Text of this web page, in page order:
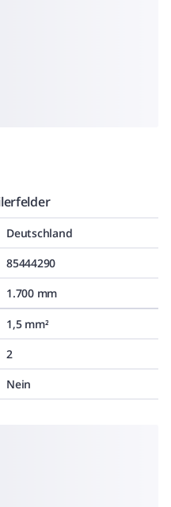
Deutschland
85444290
1.700 mm
1,5 mm²
2
Nein